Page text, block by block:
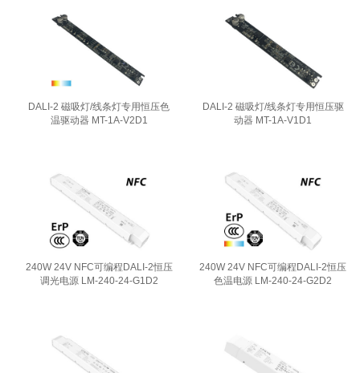
DALI-2 磁吸灯/线条灯专用恒压色
温驱动器 MT-1A-V2D1
DALI-2 磁吸灯/线条灯专用恒压驱
动器 MT-1A-V1D1
240W 24V NFC可编程DALI-2恒压
调光电源 LM-240-24-G1D2
240W 24V NFC可编程DALI-2恒压
色温电源 LM-240-24-G2D2